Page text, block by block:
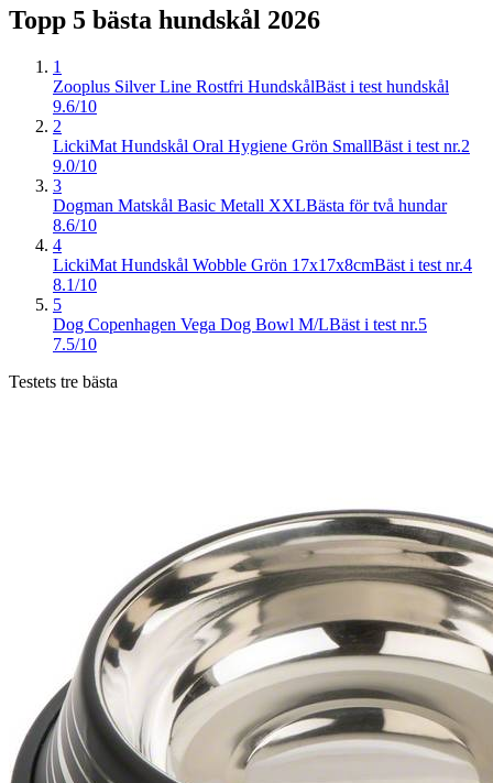
Topp 5 bästa hundskål 2026
1
Zooplus Silver Line Rostfri HundskålBäst i test hundskål
9.6/10
2
LickiMat Hundskål Oral Hygiene Grön SmallBäst i test nr.2
9.0/10
3
Dogman Matskål Basic Metall XXLBästa för två hundar
8.6/10
4
LickiMat Hundskål Wobble Grön 17x17x8cmBäst i test nr.4
8.1/10
5
Dog Copenhagen Vega Dog Bowl M/LBäst i test nr.5
7.5/10
Testets tre bästa